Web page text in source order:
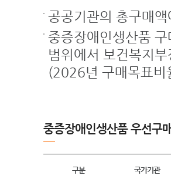
공공기관의 총구매
중증장애인생산품
범위에서 보건복지
(2026년 구매목표
중증장애인생산품 우선구
구분 국가기관